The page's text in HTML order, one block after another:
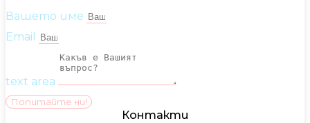
Вашето име
Email
text area
Попитайте ни!
Контакти